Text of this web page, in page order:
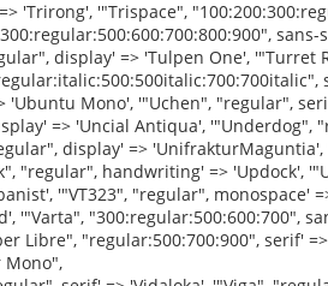
=> 'Vibes', '"Vibur", "regular", handwriting' => 'Vibur', '"Victor Mono", "100:200:300:regular:500:600:700:100italic:200italic:300italic:italic:500italic:600italic:700italic", monospace' => 'Victor Mono', '"Vidaloka", "regular", serif' => 'Vidaloka', '"Viga", "regular", sans-serif' => 'Viga', '"Vina Sans", "regular", display' => 'Vina Sans', '"Voces", "regular", sans-serif' => 'Voces', '"Volkhov", "regular:italic:700:700italic", serif' => 'Volkhov', '"Vollkorn", "regular:500:600:700:800:900:italic:500italic:600italic:700italic:800italic:900italic", serif' => 'Vollkorn', '"Vollkorn SC", "regular:600:700:900", serif' => 'Vollkorn SC',